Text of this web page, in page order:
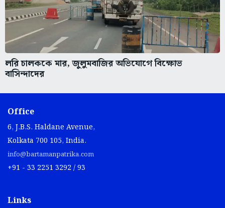
লরি চালককে মার, জুলুমবাজির অভিযোগে বিক্ষোভ
বাসিন্দাদের
Office
6, J.B.S. Haldane Avenue,
Kolkata 700 105, India.
info@bartamanpatrika.com
+91 - 33 2251 3292 / 93
Links